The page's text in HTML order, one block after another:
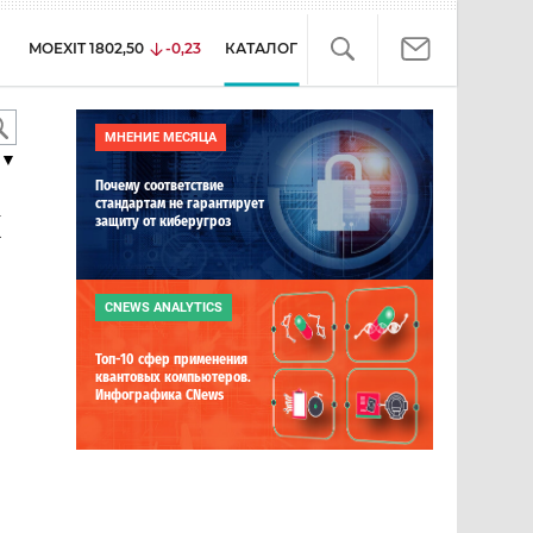
MOEXIT 1802,50 -0,23 КАТАЛОГ
МНЕНИЕ МЕСЯЦА
Почему соответствие
стандартам не гарантирует
защиту от киберугроз
CNEWS ANALYTICS
Топ-10 сфер применения
квантовых компьютеров.
Инфографика CNews